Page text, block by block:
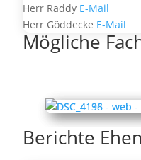
Herr Raddy E-Mail
Herr Göddecke E-Mail
Mögliche
Berichte